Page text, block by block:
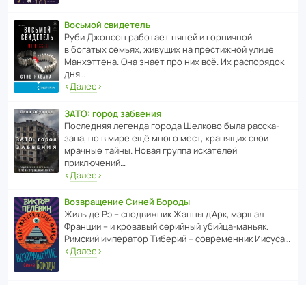
Восьмой свидетель
Руби Джонсон рабо­тает няней и горни­чной
в богатых семьях, живущих на прес­ти­жной улице
Манх­эт­тена. Она знает про них всё. Их распо­рядок
дня…
‹Далее›
ЗАТО: город забвения
После­дняя легенда города Шелково была расска­
зана, но в мире ещё много мест, хранящих свои
мрачные тайны. Новая группа иска­телей
приключений…
‹Далее›
Возвращение Синей Бороды
Жиль де Рэ – спод­ви­жник Жанны д’Арк, маршал
Франции – и кровавый серийный убийца-маньяк.
Римский импе­ратор Тиберий – совре­менник Иисуса…
‹Далее›